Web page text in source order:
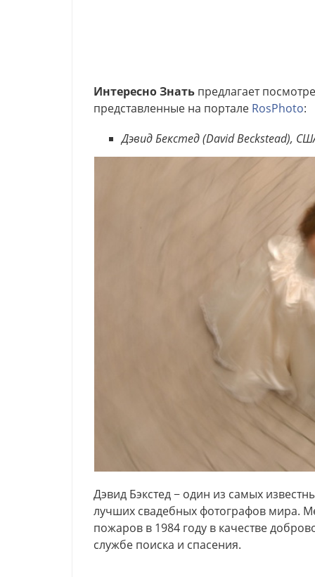
Интересно Знать предлагает
представленные на портале RosPhoto:
Дэвид Бекстед (David Beckstead),
Дэвид Бэкстед − один из самых
лучших свадебных фотографов мира.
пожаров в 1984 году в качестве
службе поиска и спасения.